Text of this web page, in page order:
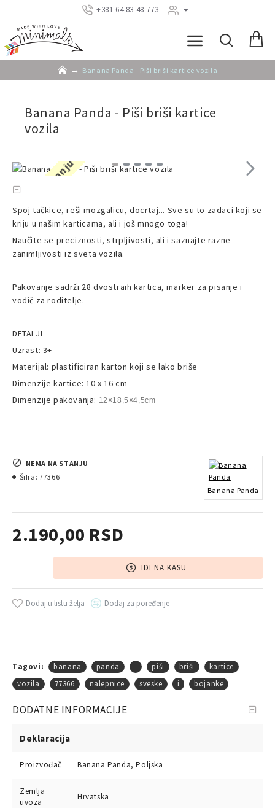
+381 64 83 48 773
Banana Panda - Piši briši kartice vozila
Banana Panda - Piši briši kartice
vozila
Nema na stanju
Spoj tačkice, reši mozgalicu, docrtaj... Sve su to zadaci koji se
kriju u našim karticama, ali i još mnogo toga!
Naučite se preciznosti, strpljivosti, ali i saznajte razne
zanimljivosti iz sveta vozila.
Pakovanje sadrži 28 dvostraih kartica, marker za pisanje i
vodič za roditelje.
DETALJI
Uzrast: 3+
Materijal: plastificiran karton koji se lako briše
Dimenzije kartice: 10 x 16 cm
Dimenzije pakovanja: 12×18,5×4,5cm
2.190,00 RSD
NEMA NA STANJU
Šifra: 77366
Banana Panda
IDI NA KASU
Dodaj u listu želja Dodaj za poređenje
Tagovi: banana panda - piši briši
kartice
vozila
77366 nalepnice sveske i bojanke
DODATNE INFORMACIJE
Deklaracija
Proizvođač Banana Panda, Poljska
Zemlja
uvoza
Hrvatska